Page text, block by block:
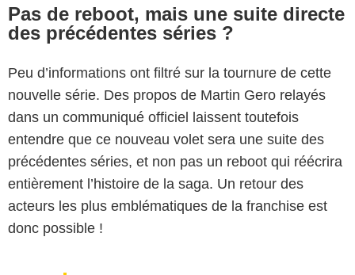
Pas de reboot, mais une suite directe
des précédentes séries ?
Peu d’informations ont filtré sur la tournure de cette
nouvelle série. Des propos de Martin Gero relayés
dans un communiqué officiel laissent toutefois
entendre que ce nouveau volet sera une suite des
précédentes séries, et non pas un reboot qui réécrira
entièrement l’histoire de la saga. Un retour des
acteurs les plus emblématiques de la franchise est
donc possible !